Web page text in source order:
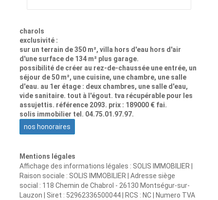
charols
exclusivité :
sur un terrain de 350 m², villa hors d'eau hors d'air
d'une surface de 134 m² plus garage.
possibilité de créer au rez-de-chaussée une entrée, un
séjour de 50 m², une cuisine, une chambre, une salle
d'eau. au 1er étage : deux chambres, une salle d'eau,
vide sanitaire. tout à l'égout. tva récupérable pour les
assujettis. référence 2093. prix : 189000 € fai.
solis immobilier tel. 04.75.01.97.97.
nos honoraires
Mentions légales
Affichage des informations légales : SOLIS IMMOBILIER |
Raison sociale : SOLIS IMMOBILIER | Adresse siège
social : 118 Chemin de Chabrol - 26130 Montségur-sur-
Lauzon | Siret : 52962336500044 | RCS : NC | Numero TVA